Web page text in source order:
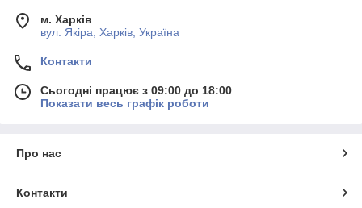
м. Харків
вул. Якіра, Харків, Україна
Контакти
Сьогодні працює з 09:00 до 18:00
Показати весь графік роботи
Про нас
Контакти